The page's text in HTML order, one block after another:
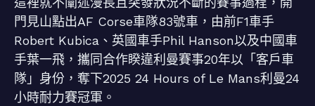
門見山點出AF Corse車隊83號車，由前F1車手
Robert Kubica、英國車手Phil Hanson以及中國車
手葉一飛，攜同合作睽違利曼賽事20年以「客戶車
隊」身份，奪下2025 24 Hours of Le Mans利曼24
小時耐力賽冠軍。